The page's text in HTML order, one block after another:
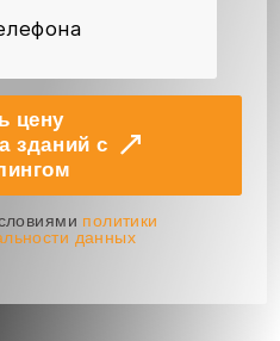
цену
зданий с
политики
данных